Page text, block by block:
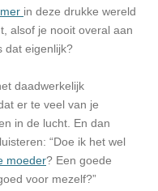
in deze drukke wereld
alsof je nooit overal aan
dat eigenlijk?
daadwerkelijk
er te veel van je
in de lucht. En dan
“Doe ik het wel
moeder? Een goede
voor mezelf?”